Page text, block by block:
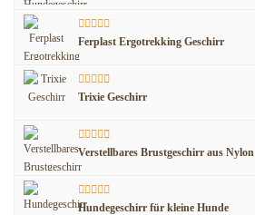
Ferplast Ergotrekking Geschirr
Trixie Geschirr
Verstellbares Brustgeschirr aus Nylon
Hundegeschirr für kleine Hunde